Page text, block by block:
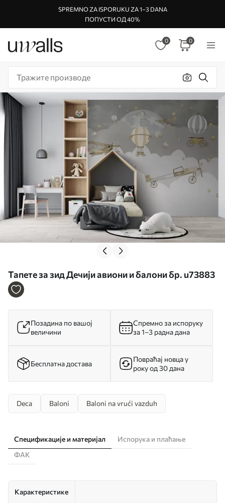
SPREMNO ZA ISPORUKU ZA 1–3 DANA
ПОПУСТИ ОД 40%
0 0
Тапете за зид Дечији авиони и балони бр. u73883
Позадина по вашој
величини
Спремно за испоруку
за 1–3 радна дана
Бесплатна достава
Повраћај новца у
року од 30 дана
Deca Baloni Baloni na vrući vazduh
Спецификације и материјал
Испорука и плаћање
ФАК
Карактеристике